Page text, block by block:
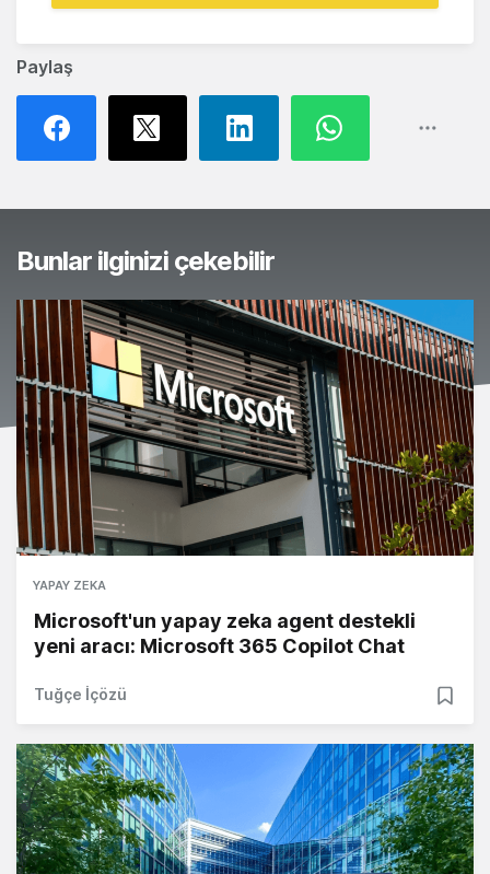
Paylaş
Bunlar ilginizi çekebilir
YAPAY ZEKA
Microsoft'un yapay zeka agent destekli
yeni aracı: Microsoft 365 Copilot Chat
Tuğçe İçözü